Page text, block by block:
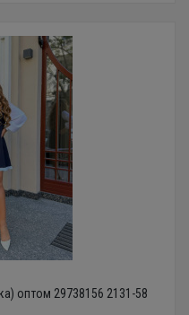
оптом 29738156 2131-58